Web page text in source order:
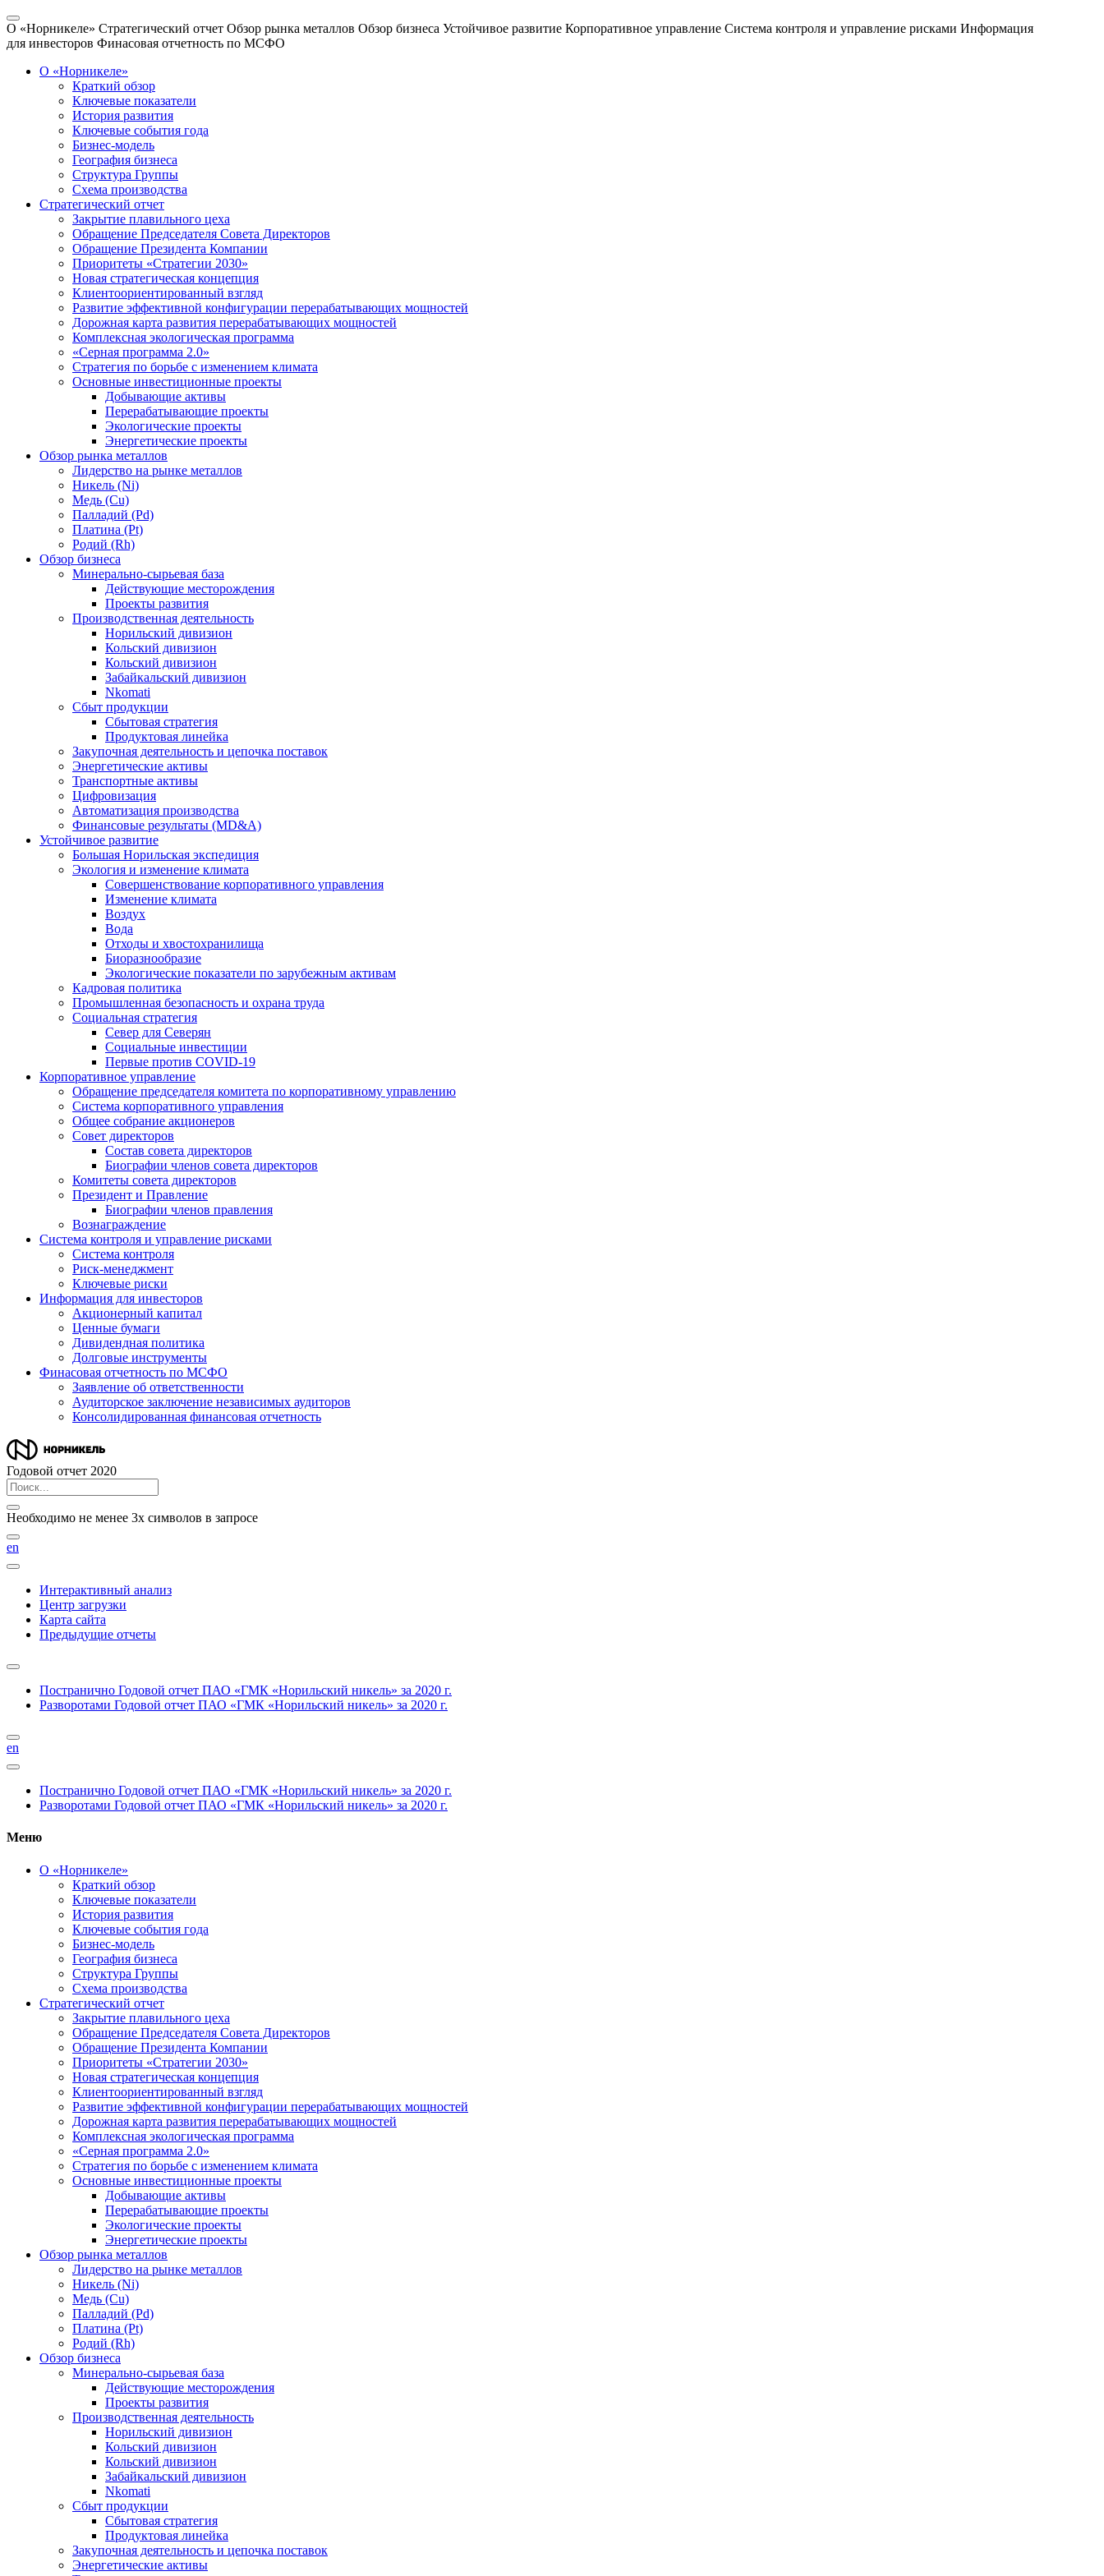
О «Норникеле» Стратегический отчет Обзор рынка металлов Обзор бизнеса Устойчивое развитие Корпоративное управление Система контроля и управление рисками Информация
для инвесторов Финасовая отчетность по МСФО
О «Норникеле»
Краткий обзор
Ключевые показатели
История развития
Ключевые события года
Бизнес-модель
География бизнеса
Структура Группы
Схема производства
Стратегический отчет
Закрытие плавильного цеха
Обращение Председателя Совета Директоров
Обращение Президента Компании
Приоритеты «Стратегии 2030»
Новая стратегическая концепция
Клиентоориентированный взгляд
Развитие эффективной конфигурации перерабатывающих мощностей
Дорожная карта развития перерабатывающих мощностей
Комплексная экологическая программа
«Серная программа 2.0»
Стратегия по борьбе с изменением климата
Основные инвестиционные проекты
Добывающие активы
Перерабатывающие проекты
Экологические проекты
Энергетические проекты
Обзор рынка металлов
Лидерство на рынке металлов
Никель (Ni)
Медь (Cu)
Палладий (Pd)
Платина (Pt)
Родий (Rh)
Обзор бизнеса
Минерально-сырьевая база
Действующие месторождения
Проекты развития
Производственная деятельность
Норильский дивизион
Кольский дивизион
Кольский дивизион
Забайкальский дивизион
Nkomati
Сбыт продукции
Сбытовая стратегия
Продуктовая линейка
Закупочная деятельность и цепочка поставок
Энергетические активы
Транспортные активы
Цифровизация
Автоматизация производства
Финансовые результаты (MD&A)
Устойчивое развитие
Большая Норильская экспедиция
Экология и изменение климата
Совершенствование корпоративного управления
Изменение климата
Воздух
Вода
Отходы и хвостохранилища
Биоразнообразие
Экологические показатели по зарубежным активам
Кадровая политика
Промышленная безопасность и охрана труда
Социальная стратегия
Север для Северян
Социальные инвестиции
Первые против COVID‑19
Корпоративное управление
Обращение председателя комитета по корпоративному управлению
Система корпоративного управления
Общее собрание акционеров
Совет директоров
Состав совета директоров
Биографии членов совета директоров
Комитеты совета директоров
Президент и Правление
Биографии членов правления
Вознаграждение
Система контроля и управление рисками
Система контроля
Риск-менеджмент
Ключевые риски
Информация для инвесторов
Акционерный капитал
Ценные бумаги
Дивидендная политика
Долговые инструменты
Финасовая отчетность по МСФО
Заявление об ответственности
Аудиторское заключение независимых аудиторов
Консолидированная финансовая отчетность
Годовой отчет 2020
Необходимо не менее 3х символов в запросе
en
Интерактивный анализ
Центр загрузки
Карта сайта
Предыдущие отчеты
Постранично Годовой отчет ПАО «ГМК «Норильский никель» за 2020 г.
Разворотами Годовой отчет ПАО «ГМК «Норильский никель» за 2020 г.
en
Постранично Годовой отчет ПАО «ГМК «Норильский никель» за 2020 г.
Разворотами Годовой отчет ПАО «ГМК «Норильский никель» за 2020 г.
Меню
О «Норникеле»
Краткий обзор
Ключевые показатели
История развития
Ключевые события года
Бизнес-модель
География бизнеса
Структура Группы
Схема производства
Стратегический отчет
Закрытие плавильного цеха
Обращение Председателя Совета Директоров
Обращение Президента Компании
Приоритеты «Стратегии 2030»
Новая стратегическая концепция
Клиентоориентированный взгляд
Развитие эффективной конфигурации перерабатывающих мощностей
Дорожная карта развития перерабатывающих мощностей
Комплексная экологическая программа
«Серная программа 2.0»
Стратегия по борьбе с изменением климата
Основные инвестиционные проекты
Добывающие активы
Перерабатывающие проекты
Экологические проекты
Энергетические проекты
Обзор рынка металлов
Лидерство на рынке металлов
Никель (Ni)
Медь (Cu)
Палладий (Pd)
Платина (Pt)
Родий (Rh)
Обзор бизнеса
Минерально-сырьевая база
Действующие месторождения
Проекты развития
Производственная деятельность
Норильский дивизион
Кольский дивизион
Кольский дивизион
Забайкальский дивизион
Nkomati
Сбыт продукции
Сбытовая стратегия
Продуктовая линейка
Закупочная деятельность и цепочка поставок
Энергетические активы